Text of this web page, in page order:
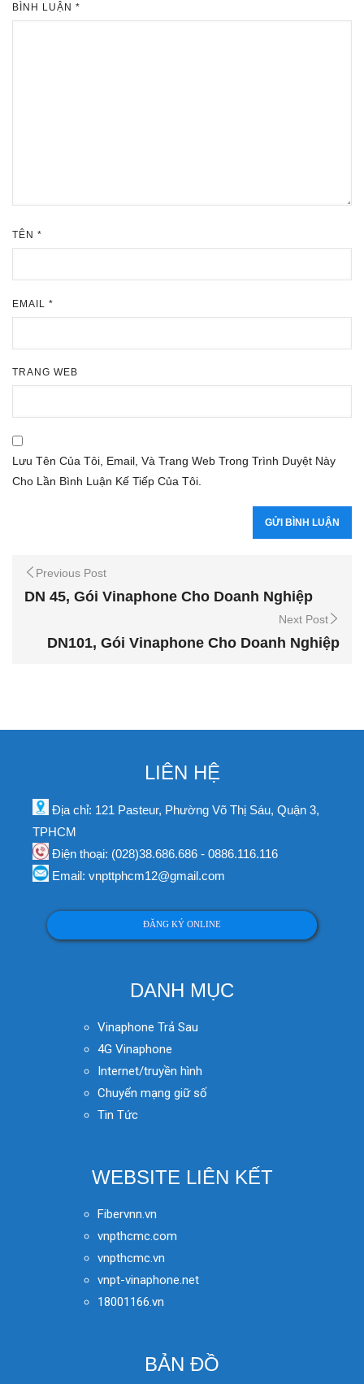
BÌNH LUẬN *
TÊN *
EMAIL *
TRANG WEB
Lưu Tên Của Tôi, Email, Và Trang Web Trong Trình Duyệt Này
Cho Lần Bình Luận Kế Tiếp Của Tôi.
Previous Post
DN 45, Gói Vinaphone Cho Doanh Nghiệp
Next Post
DN101, Gói Vinaphone Cho Doanh Nghiệp
LIÊN HỆ
Địa chỉ: 121 Pasteur, Phường Võ Thị Sáu, Quận 3,
TPHCM
Điện thoại: (028)38.686.686 - 0886.116.116
Email: vnpttphcm12@gmail.com
ĐĂNG KÝ ONLINE
DANH MỤC
Vinaphone Trả Sau
4G Vinaphone
Internet/truyền hình
Chuyển mạng giữ số
Tin Tức
WEBSITE LIÊN KẾT
Fibervnn.vn
vnpthcmc.com
vnpthcmc.vn
vnpt-vinaphone.net
18001166.vn
BẢN ĐỒ